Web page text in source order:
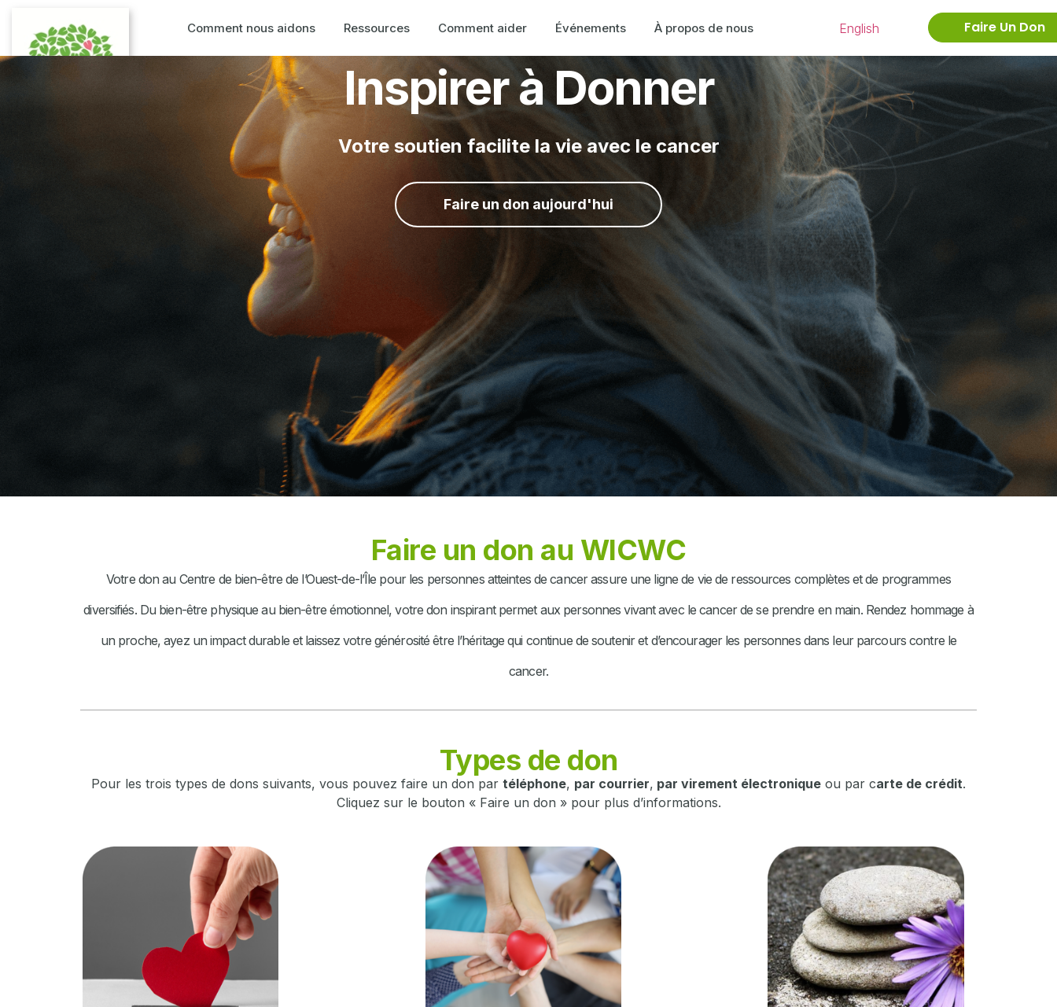
Comment nous aidons Ressources Comment aider Événements À propos de nous English Faire Un Don
Inspirer à Donner
Votre soutien facilite la vie avec le cancer
Faire un don aujourd'hui
Faire un don au WICWC
Votre don au Centre de bien-être de l’Ouest-de-l’Île pour les personnes atteintes de cancer assure une ligne de vie de ressources complètes et de programmes
diversifiés. Du bien-être physique au bien-être émotionnel, votre don inspirant permet aux personnes vivant avec le cancer de se prendre en main. Rendez hommage à
un proche, ayez un impact durable et laissez votre générosité être l’héritage qui continue de soutenir et d’encourager les personnes dans leur parcours contre le
cancer.
Types de don
Pour les trois types de dons suivants, vous pouvez faire un don par téléphone, par courrier, par virement électronique ou par carte de crédit.
Cliquez sur le bouton « Faire un don » pour plus d’informations.